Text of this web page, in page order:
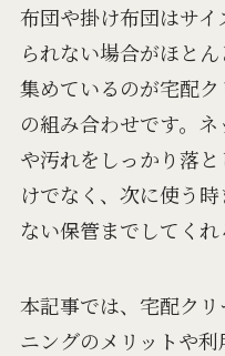
布団や掛け布団はサ
られない場合がほと
集めているのが宅配
の組み合わせです。
や汚れをしっかり落
けでなく、次に使う
ない保管までしてくれ
本記事では、宅配ク
ニングのメリットや